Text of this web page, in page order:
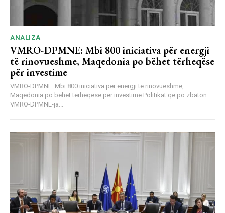
ANALIZA
VMRO-DPMNE: Mbi 800 iniciativa për energji
të rinovueshme, Maqedonia po bëhet tërheqëse
për investime
VMRO-DPMNE: Mbi 800 iniciativa për energji të rinovueshme,
Maqedonia po bëhet tërheqëse për investime Politikat që po zbaton
VMRO-DPMNE-ja...